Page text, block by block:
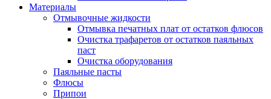
Материалы
Отмывочные жидкости
Отмывка печатных плат от остатков флюсов
Очистка трафаретов от остатков паяльных
паст
Очистка оборудования
Паяльные пасты
Флюсы
Припои